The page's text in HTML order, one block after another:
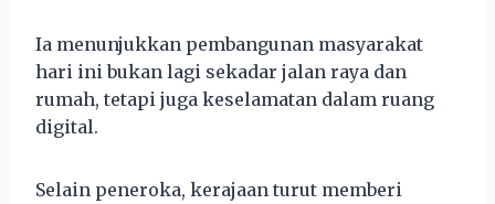
Ia menunjukkan pembangunan masyarakat
hari ini bukan lagi sekadar jalan raya dan
rumah, tetapi juga keselamatan dalam ruang
digital.
Selain peneroka, kerajaan turut memberi